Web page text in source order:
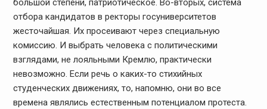
большой степени, патриотическое. Во-вторых, система
отбора кандидатов в ректоры госуниверситетов
жесточайшая. Их просеивают через специальную
комиссию. И выбрать человека с политическими
взглядами, не лояльными Кремлю, практически
невозможно. Если речь о каких-то стихийных
студенческих движениях, то, напомню, они во все
времена являлись естественным потенциалом протеста.